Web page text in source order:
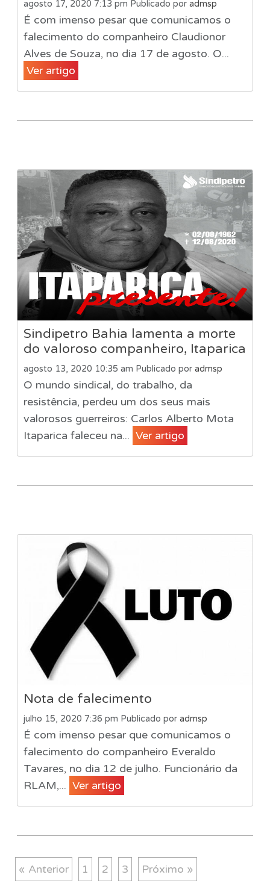
agosto 17, 2020 7:13 pm Publicado por admsp
É com imenso pesar que comunicamos o
falecimento do companheiro Claudionor
Alves de Souza, no dia 17 de agosto. O...
Ver artigo
Sindipetro Bahia lamenta a morte
do valoroso companheiro, Itaparica
agosto 13, 2020 10:35 am Publicado por admsp
O mundo sindical, do trabalho, da
resistência, perdeu um dos seus mais
valorosos guerreiros: Carlos Alberto Mota
Itaparica faleceu na... Ver artigo
Nota de falecimento
julho 15, 2020 7:36 pm Publicado por admsp
É com imenso pesar que comunicamos o
falecimento do companheiro Everaldo
Tavares, no dia 12 de julho. Funcionário da
RLAM,... Ver artigo
« Anterior 1 2 3 Próximo »